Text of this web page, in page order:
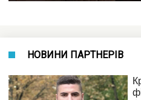
НОВИНИ ПАРТНЕРІВ